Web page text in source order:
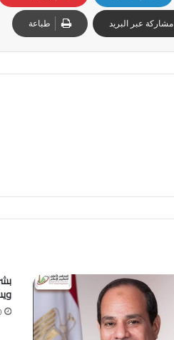
مشاركة عبر البريد طباعة
ويست-